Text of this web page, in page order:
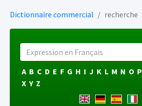
Dictionnaire commercial recherche
A B C D E F G H I J K L M N O P
X Y Z